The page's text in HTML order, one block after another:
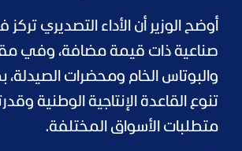
أوضح الوزير أن الأداء التصديري
صناعية ذات قيمة مضافة، وفي
والبوتاس الخام ومحضرات
تنوع القاعدة الإنتاجية الوطنية
متطلبات الأسواق المختلفة.